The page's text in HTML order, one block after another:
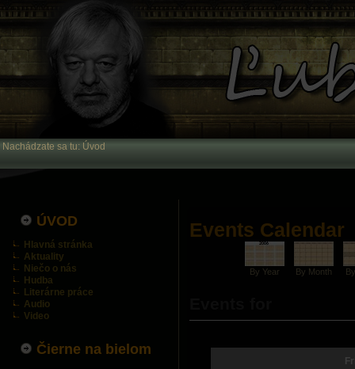
Nachádzate sa tu: Úvod
ÚVOD
Hlavná stránka
Aktuality
Niečo o nás
Hudba
Literárne práce
Audio
Video
Čierne na bielom
Events Calendar
By Year By Month